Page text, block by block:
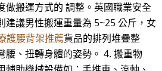
做搬運方式的 調整。英國職業安全
建議男性搬運重量為 5~25 公斤，女
護腰背架推薦貨品的排列堆疊整
腰、扭轉身體的姿勢。 4. 搬重物